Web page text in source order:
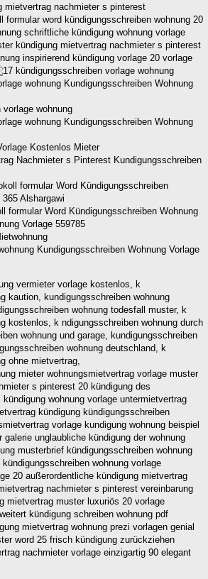
mietvertrag nachmieter s pinterest
formular word kündigungsschreiben wohnung 20
schriftliche kündigung wohnung vorlage
kündigung mietvertrag nachmieter s pinterest
inspirierend kündigung vorlage 20 vorlage
wohnung Kundigungsschreiben Wohnung
wohnung Kundigungsschreiben Wohnung
Nachmieter s Pinterest Kundigungsschreiben
formular Word Kündigungsschreiben Wohnung
Vorlage 559785
Kundigungsschreiben Wohnung Vorlage
vermieter vorlage kostenlos, k
kaution, kundigungsschreiben wohnung
wohnung todesfall muster, k
kostenlos, k ndigungsschreiben wohnung durch
wohnung und garage, kundigungsschreiben
wohnung deutschland, k
ohne mietvertrag,
mieter wohnungsmietvertrag vorlage muster
s pinterest 20 kündigung des
wohnung vorlage untermietvertrag
kündigung kündigungsschreiben
vorlage kundigung wohnung beispiel
galerie unglaubliche kündigung der wohnung
musterbrief kündigungsschreiben wohnung
wohnung vorlage
20 außerordentliche kündigung mietvertrag
nachmieter s pinterest vereinbarung
mietvertrag muster luxuriös 20 vorlage
kündigung schreiben wohnung pdf
mietvertrag wohnung prezi vorlagen genial
word 25 frisch kündigung zurückziehen
nachmieter vorlage einzigartig 90 elegant